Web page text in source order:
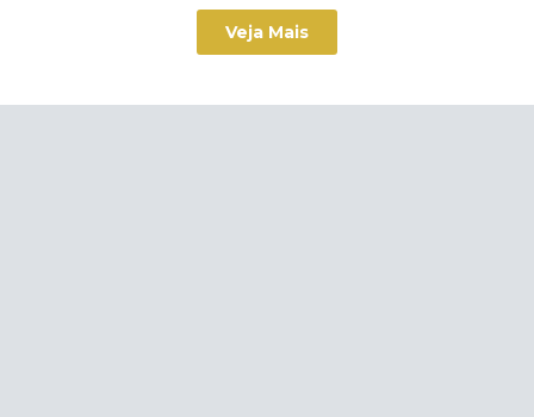
Veja Mais